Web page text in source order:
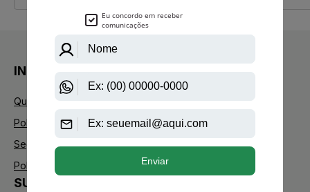
INSTITUCIONAL
Quem Somos
Política de Privacidade
Segurança
Política de Troca
SUPORTE